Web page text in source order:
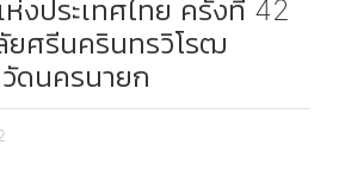
งประเทศไทย ครั้งที่ 42
ศรีนครินทรวิโรฒ
ดนครนายก